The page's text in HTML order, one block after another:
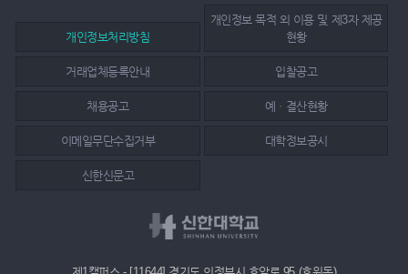
개인정보처리방침
개인정보 목적 외 이용 및 제3자 제공
현황
거래업체등록안내 입찰공고
채용공고 예ㆍ결산현황
이메일무단수집거부 대학정보공시
신한신문고
제1캠퍼스 - [11644] 경기도 의정부시 호암로 95 (호원동)